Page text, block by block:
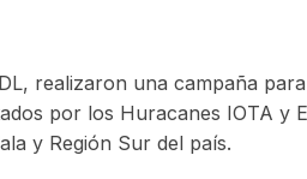
realizaron una campaña
por los Huracanes IOTA y
y Región Sur del país.